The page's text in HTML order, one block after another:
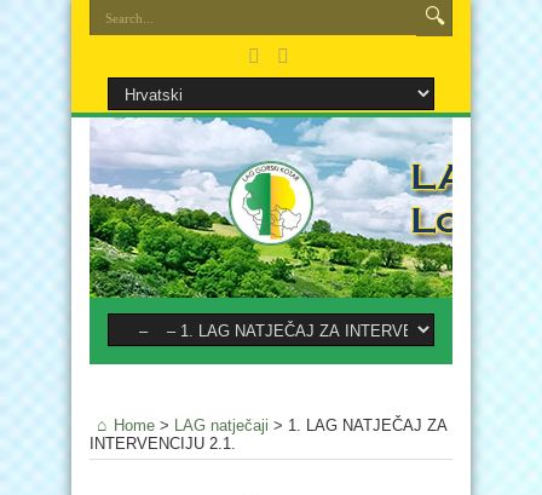
Home > LAG natječaji > 1. LAG NATJEČAJ ZA
INTERVENCIJU 2.1.